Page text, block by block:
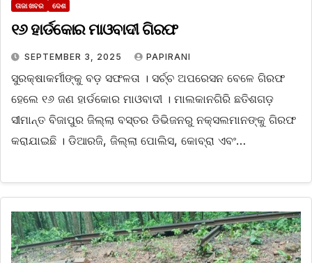
ତାଜା ଖବର ଦେଶ
୧୬ ହାର୍ଡକୋର ମାଓବାଦୀ ଗିରଫ
SEPTEMBER 3, 2025 PAPIRANI
ସୁରକ୍ଷାକର୍ମୀଙ୍କୁ ବଡ଼ ସଫଳତା । ସର୍ଚ୍ଚ ଅପରେସନ ବେଳେ ଗିରଫ
ହେଲେ ୧୬ ଜଣ ହାର୍ଡକୋର ମାଓବାଦୀ । ମାଲକାନଗିରି ଛତିଶଗଡ଼
ସୀମାନ୍ତ ବିଜାପୁର ଜିଲ୍ଲା ବସ୍ତର ଡିଭିଜନରୁ ନକ୍ସଲମାନଙ୍କୁ ଗିରଫ
କରାଯାଇଛି । ଡିଆରଜି, ଜିଲ୍ଲା ପୋଲିସ, କୋବ୍ରା ଏବଂ…